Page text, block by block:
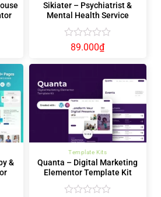
Sikiater – Psychiatrist &
Mental Health Service
Elementor Template Kit
Được
hạng
5
sao
89.000₫
&
Template Kits
Quanta – Digital Marketing
Elementor Template Kit